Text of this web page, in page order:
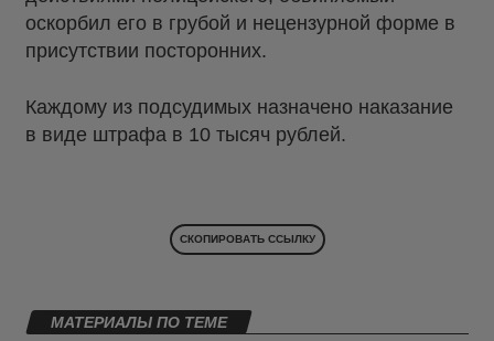
оскорбил его в грубой и нецензурной форме в
присутствии посторонних.
Каждому из подсудимых назначено наказание
в виде штрафа в 10 тысяч рублей.
СКОПИРОВАТЬ ССЫЛКУ
МАТЕРИАЛЫ ПО ТЕМЕ